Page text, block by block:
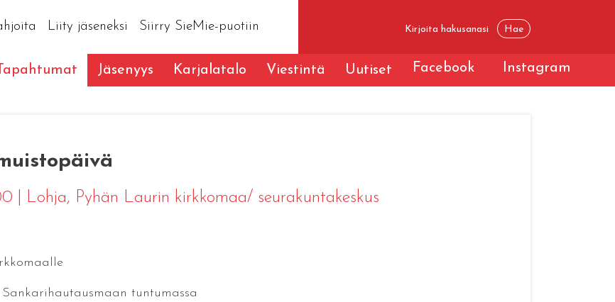
Liity jäseneksi Siirry SieMie-puotiin
Tapahtumat Jäsenyys Karjalatalo Viestintä Uutiset Facebook Instagram
Lohja, Pyhän Laurin kirkkomaa/ seurakuntakeskus
tuntumassa